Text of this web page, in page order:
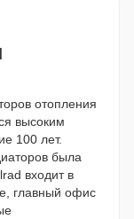
отопления
высоким
100 лет.
была
входит в
главный офис